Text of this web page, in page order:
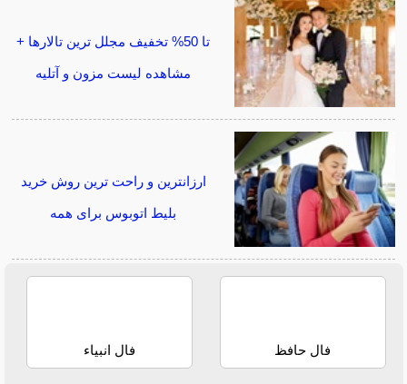
تا 50% تخفیف مجلل ترین تالارها +
مشاهده لیست مزون و آتلیه
ارزانترین و راحت ترین روش خرید
بلیط اتوبوس برای همه
فال حافظ فال انبیاء